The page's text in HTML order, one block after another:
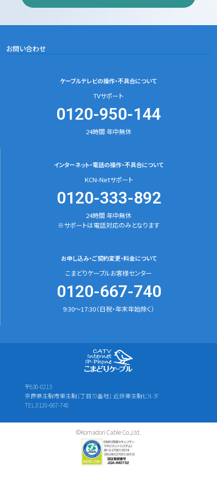
お問い合わせ
ケーブルテレビの操作・不具合について
TVサポート
0120-950-144
24時間 年中無休
インターネット・電話の操作・不具合について
KCN-Netサポート
0120-333-892
24時間 年中無休
※サポートは電話対応のみとなります
お申し込み・ご契約変更・料金について
こまどりケーブルお客様センター
0120-667-740
9:30～17:30（日祝・年末年始除く）
〒630-0213
奈良県生駒市東生駒1丁目70番地1 近鉄東生駒ビル3F
TEL.0120-667-740
©Komadori Cable Co.,Ltd.